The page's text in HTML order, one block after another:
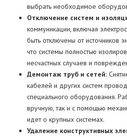
выбрать необходимое
Отключение систем и
коммуникации, включая
быть отключены от источников
что системы полностью
несчастных случаев и
Демонтаж труб и сетей:
кабелей и других систем
специального оборудования.
вручную, так и с помощью
идет о крупных системах.
Удаление конструктивных